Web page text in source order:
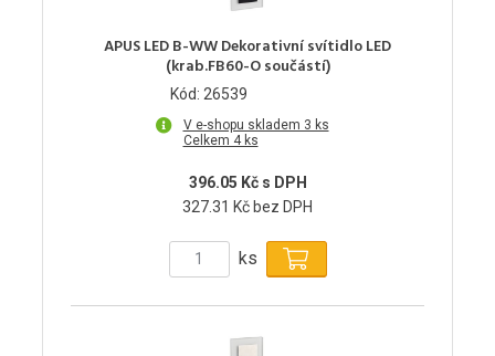
APUS LED B-WW Dekorativní svítidlo LED
(krab.FB60-O součástí)
Kód: 26539
V e-shopu skladem 3 ks
Celkem 4 ks
396.05 Kč s DPH
327.31 Kč bez DPH
ks